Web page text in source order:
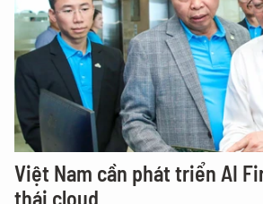
Việt Nam cần phát triển AI
thái cloud